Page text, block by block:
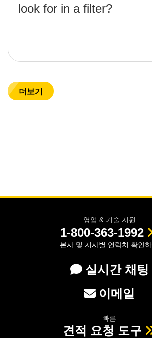
look for in a filter?
더보기
영업 & 기술 지원
1-800-363-1992
본사 및 지사별 연락처 확인
실시간 채팅
이메일
빠른
견적 요청 도구